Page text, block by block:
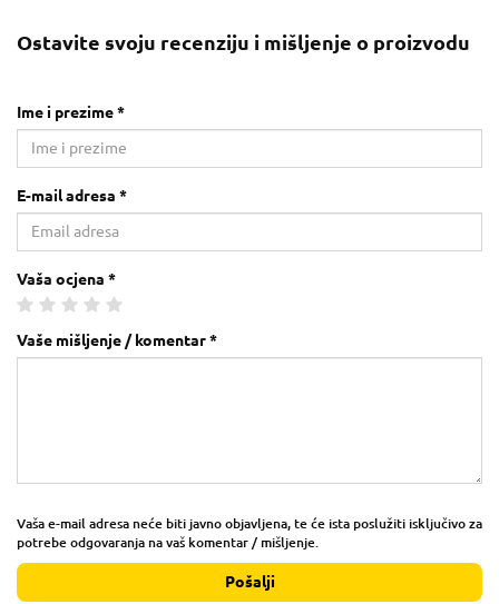
Ostavite svoju recenziju i mišljenje o proizvodu
Ime i prezime *
E-mail adresa *
Vaša ocjena *
Vaše mišljenje / komentar *
Vaša e-mail adresa neće biti javno objavljena, te će ista poslužiti isključivo za
potrebe odgovaranja na vaš komentar / mišljenje.
Pošalji